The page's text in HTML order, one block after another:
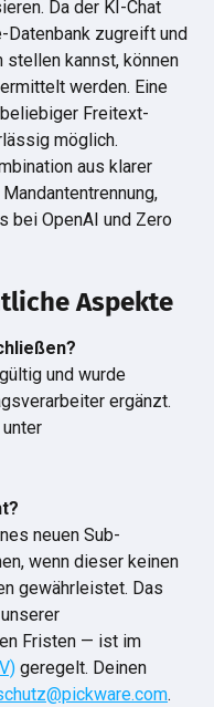
Da der KI-Chat
zugreift und
kannst, können
werden. Eine
Freitext-
möglich.
aus klarer
bei OpenAI und Zero
Aspekte
und wurde
ergänzt.
neuen Sub-
wenn dieser keinen
gewährleistet. Das
Fristen — ist im
geregelt. Deinen
.